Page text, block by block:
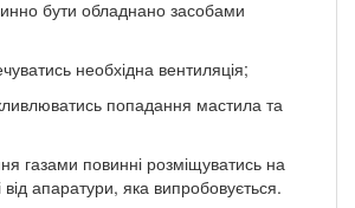
бути обладнано засобами
необхідна вентиляція;
попадання мастила та
газами повинні розміщуватись на
від апаратури, яка випробовується.